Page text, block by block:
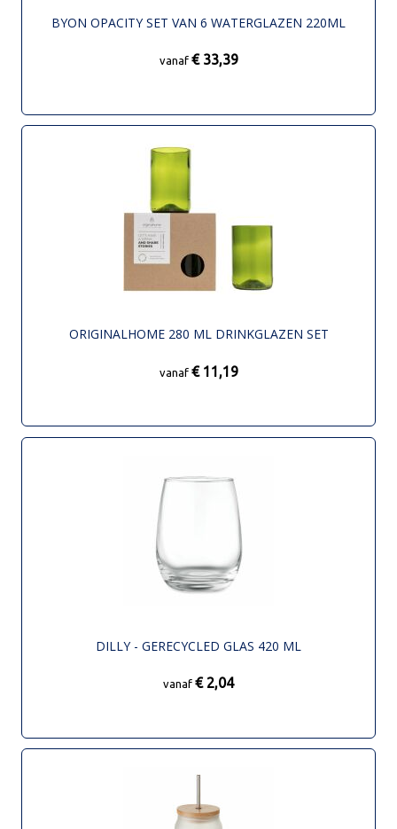
BYON OPACITY SET VAN 6 WATERGLAZEN 220ML
vanaf € 33,39
ORIGINALHOME 280 ML DRINKGLAZEN SET
vanaf € 11,19
DILLY - GERECYCLED GLAS 420 ML
vanaf € 2,04